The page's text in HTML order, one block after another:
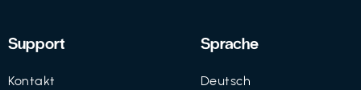
Support
Kontakt
Sprache
Deutsch